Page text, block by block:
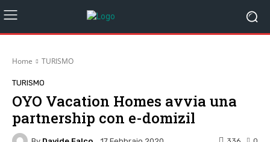
Home TURISMO
TURISMO
OYO Vacation Homes avvia una
partnership con e-domizil